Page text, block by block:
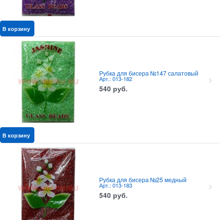
В корзину
Рубка для бисера №147 салатовый
Арт.: 013-182
540 руб.
В корзину
Рубка для бисера №25 медный
Арт.: 013-183
540 руб.